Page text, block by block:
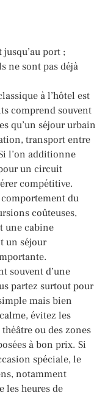
port ;
ne sont pas déjà
à l’hôtel est
comprend souvent
qu’un séjour urbain
transport entre
l’on additionne
un circuit
compétitive.
du
coûteuses,
une cabine
un séjour
souvent d’une
partez surtout pour
mais bien
évitez les
ou des zones
à bon prix. Si
spéciale, le
notamment
les heures de